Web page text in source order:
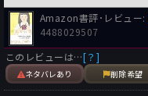
Amazon書評･レビュー:
4488029507
このレビューは…[？]
ネタバレあり 削除希望